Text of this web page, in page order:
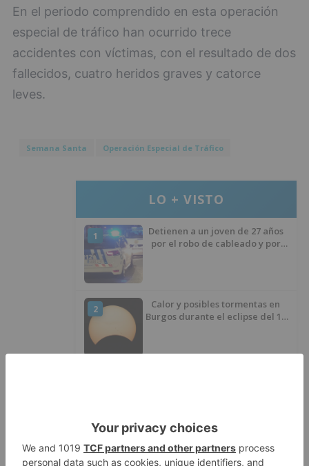
En el periodo comprendido en esta operación
especial de tráfico han ocurrido trece
accidentes con víctimas, con el resultado de dos
fallecidos, cuatro heridos graves y catorce
leves.
Semana Santa Operación Especial de Tráfico
LO + VISTO
1
Detienen a un joven de 27 años
por el robo de cableado y por
2
Calor y posibles tormentas en
Burgos durante el eclipse del 12
4
El Burgos CF anuncia que Álex
Lizancos ha sido operado con